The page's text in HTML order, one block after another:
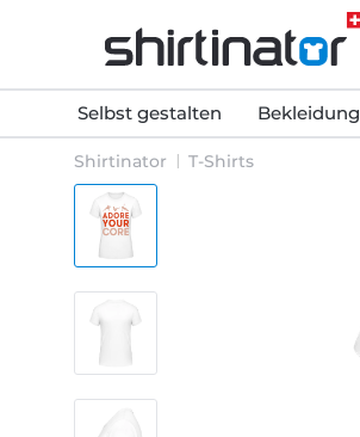
Selbst gestalten Bekleidung
Shirtinator T-Shirts